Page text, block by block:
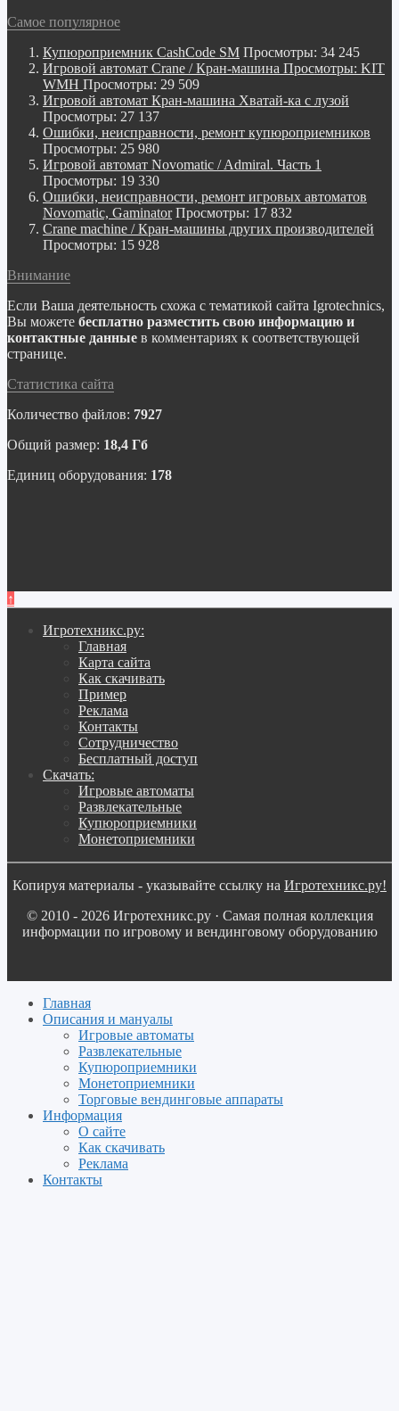
Самое популярное
Купюроприемник CashCode SM Просмотры: 34 245
Игровой автомат Crane / Кран-машина Просмотры: KIT
WMH Просмотры: 29 509
Игровой автомат Кран-машина Хватай-ка с лузой
Просмотры: 27 137
Ошибки, неисправности, ремонт купюроприемников
Просмотры: 25 980
Игровой автомат Novomatic / Admiral. Часть 1
Просмотры: 19 330
Ошибки, неисправности, ремонт игровых автоматов
Novomatic, Gaminator Просмотры: 17 832
Crane machine / Кран-машины других производителей
Просмотры: 15 928
Внимание
Если Ваша деятельность схожа с тематикой сайта Igrotechnics,
Вы можете бесплатно разместить свою информацию и
контактные данные в комментариях к соответствующей
странице.
Статистика сайта
Количество файлов: 7927
Общий размер: 18,4 Гб
Единиц оборудования: 178
↑
Игротехникс.ру:
Главная
Карта сайта
Как скачивать
Пример
Реклама
Контакты
Сотрудничество
Бесплатный доступ
Скачать:
Игровые автоматы
Развлекательные
Купюроприемники
Монетоприемники
Копируя материалы - указывайте ссылку на Игротехникс.ру!
© 2010 - 2026 Игротехникс.ру · Самая полная коллекция
информации по игровому и вендинговому оборудованию
Главная
Описания и мануалы
Игровые автоматы
Развлекательные
Купюроприемники
Монетоприемники
Торговые вендинговые аппараты
Информация
О сайте
Как скачивать
Реклама
Контакты